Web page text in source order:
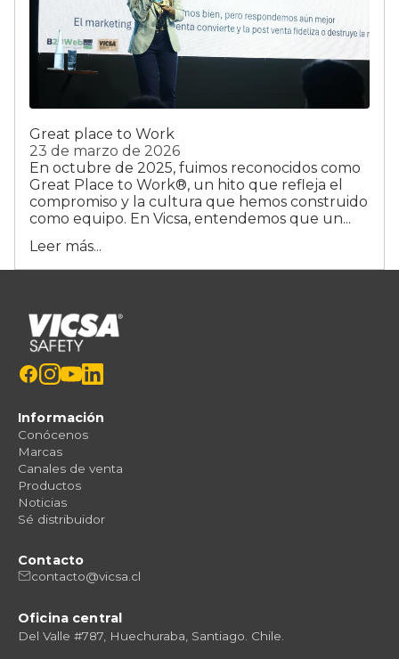
Great place to Work
23 de marzo de 2026
En octubre de 2025, fuimos reconocidos como
Great Place to Work®, un hito que refleja el
compromiso y la cultura que hemos construido
como equipo. En Vicsa, entendemos que un...
Leer más...
Información
Conócenos
Marcas
Canales de venta
Productos
Noticias
Sé distribuidor
Contacto
contacto@vicsa.cl
Oficina central
Del Valle #787, Huechuraba, Santiago. Chile.